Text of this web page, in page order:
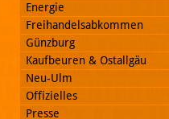
Energie
Freihandelsabkommen
Günzburg
Kaufbeuren & Ostallgäu
Neu-Ulm
Offizielles
Presse